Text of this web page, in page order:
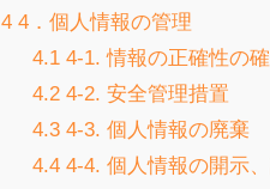
4 4．個人情報の管理
4.14-1. 情報の正確性の
4.24-2. 安全管理措置
4.34-3. 個人情報の廃棄
4.44-4. 個人情報の開示